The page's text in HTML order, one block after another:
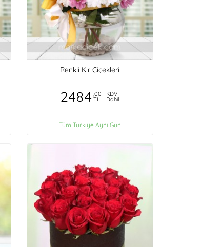
Renkli Kır Çiçekleri
2484 ,00
TL
KDV
Dahil
Tüm Türkiye Aynı Gün